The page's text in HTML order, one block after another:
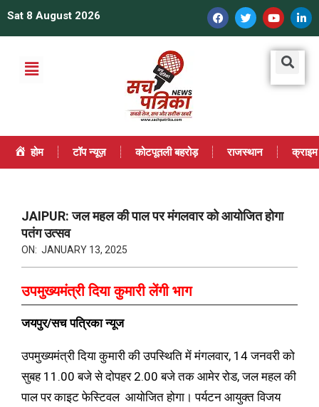
Sat 8 August 2026
होम टॉप न्यूज़ कोटपूतली बहरोड़ राजस्थान क्राइम
JAIPUR: जल महल की पाल पर मंगलवार को आयोजित होगा
पतंग उत्सव
ON: JANUARY 13, 2025
उपमुख्यमंत्री दिया कुमारी लेंगी भाग
जयपुर/सच पत्रिका न्यूज
उपमुख्यमंत्री दिया कुमारी की उपस्थिति में मंगलवार, 14 जनवरी को
सुबह 11.00 बजे से दोपहर 2.00 बजे तक आमेर रोड, जल महल की
पाल पर काइट फेस्टिवल आयोजित होगा। पर्यटन आयुक्त विजय